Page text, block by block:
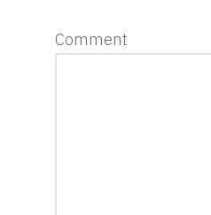
Comment